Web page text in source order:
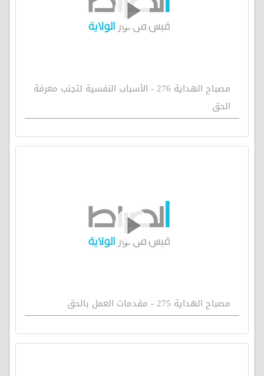
مصباح الهداية 276 - الأسباب النفسية لتجنب معرفة
الحق
مصباح الهداية 275 - مقدمات العمل بالحق